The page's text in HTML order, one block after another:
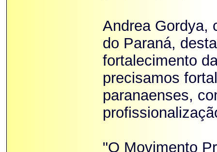
Andrea Gordya,
do Paraná,
fortalecimento
precisamos
paranaenses,
"O Movimento